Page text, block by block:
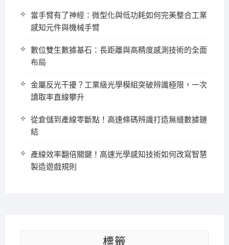
當手臂有了神經：微型化與低功耗如何完美整合工業
感知元件與機械手臂
數位雙生數據基石：長距離與高精度感測技術的全面
布局
金屬反光干擾？工業級光學模組突破辨識極限，一次
讀取率直線攀升
從倉儲到產線零斷點！高速條碼辨識打造無縫數據鏈
結
產線效率翻倍關鍵！高速光學感知技術如何改寫智慧
製造遊戲規則
標籤